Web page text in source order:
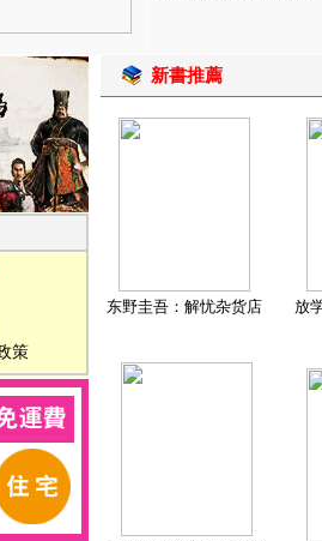
策
新書推薦
东野圭吾：解忧杂货店
放